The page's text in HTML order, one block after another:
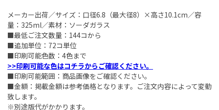
メーカー出荷／サイズ：口径6.8（最大径8）×高さ10.1cm／容
量：325ml／素材：ソーダガラス
■最低ご注文数量：144コから
■追加単位：72コ単位
■印刷可能色数：4色まで
>>印刷可能な色はコチラからご確認ください。
■印刷可能範囲：商品画像をご確認ください。
■金額：掲載金額は参考価格となります。ご注文内容によって変動
致します。
※別途版代がかかります。